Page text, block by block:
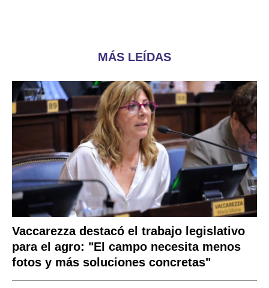
MÁS LEÍDAS
Vaccarezza destacó el trabajo legislativo
para el agro: "El campo necesita menos
fotos y más soluciones concretas"